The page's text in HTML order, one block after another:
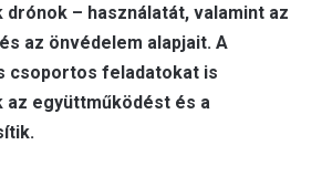
– használatát, valamint az
az önvédelem alapjait. A
csoportos feladatokat is
az együttműködést és a